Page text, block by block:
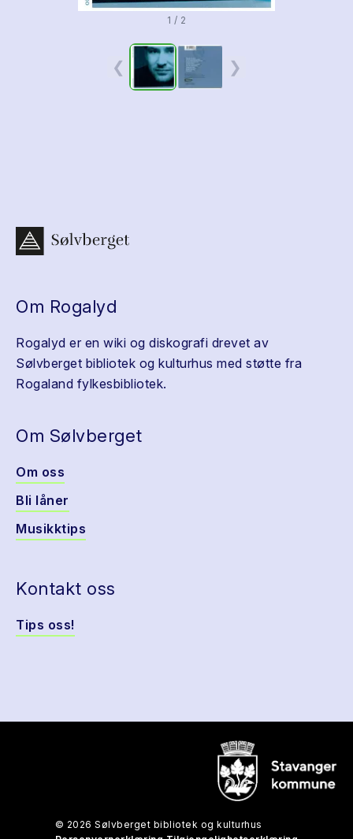
1 / 2
❮ ❯
Om Rogalyd
Rogalyd er en wiki og diskografi drevet av
Sølvberget bibliotek og kulturhus med støtte fra
Rogaland fylkesbibliotek.
Om Sølvberget
Om oss
Bli låner
Musikktips
Kontakt oss
Tips oss!
© 2026 Sølvberget bibliotek og kulturhus